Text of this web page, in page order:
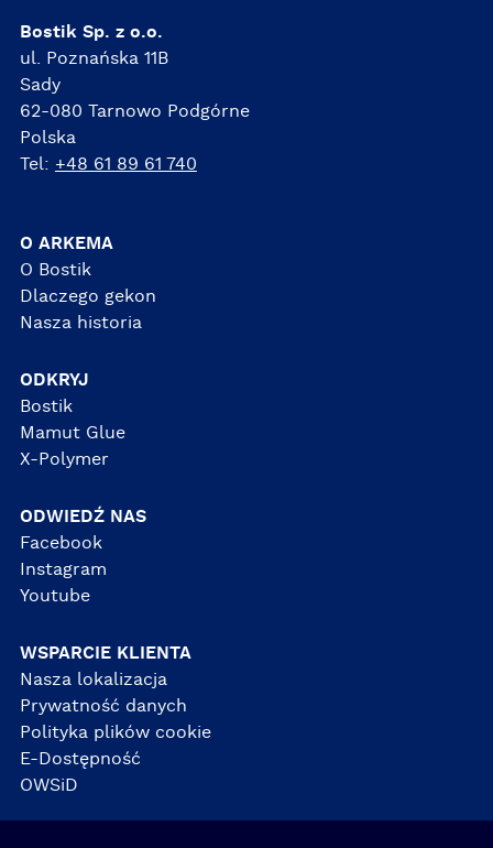
Bostik Sp. z o.o.
ul. Poznańska 11B
Sady
62-080 Tarnowo Podgórne
Polska
Tel: +48 61 89 61 740
O ARKEMA
O Bostik
Dlaczego gekon
Nasza historia
ODKRYJ
Bostik
Mamut Glue
X-Polymer
ODWIEDŹ NAS
Facebook
Instagram
Youtube
WSPARCIE KLIENTA
Nasza lokalizacja
Prywatność danych
Polityka plików cookie
E-Dostępność
OWSiD